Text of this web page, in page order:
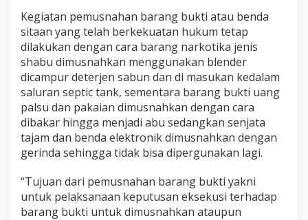
t
a
n
Kegiatan pemusnahan barang bukti atau benda
sitaan yang telah berkekuatan hukum tetap
dilakukan dengan cara barang narkotika jenis
shabu dimusnahkan menggunakan blender
dicampur deterjen sabun dan di masukan kedalam
saluran septic tank, sementara barang bukti uang
palsu dan pakaian dimusnahkan dengan cara
dibakar hingga menjadi abu sedangkan senjata
tajam dan benda elektronik dimusnahkan dengan
gerinda sehingga tidak bisa dipergunakan lagi.
“Tujuan dari pemusnahan barang bukti yakni
untuk pelaksanaan keputusan eksekusi terhadap
barang bukti untuk dimusnahkan ataupun